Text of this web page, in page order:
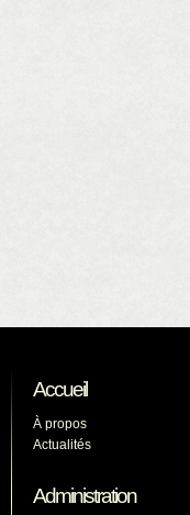
Accueil
À propos
Actualités
Administration